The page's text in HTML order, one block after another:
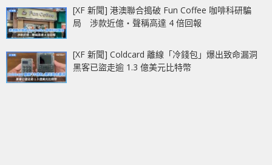
[XF 新聞] 港澳聯合搗破 Fun Coffee 咖啡科研騙
局 涉款近億‧聲稱高達 4 倍回報
[XF 新聞] Coldcard 離線「冷錢包」爆出致命漏洞
黑客已盜走逾 1.3 億美元比特幣